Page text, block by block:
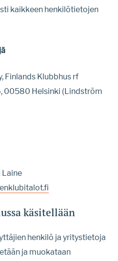
kaikkeen henkilötietojen
Finlands Klubbhus rf
00580 Helsinki (Lindström
Laine
käsitellään
henkilö ja yritystietoja
ja muokataan